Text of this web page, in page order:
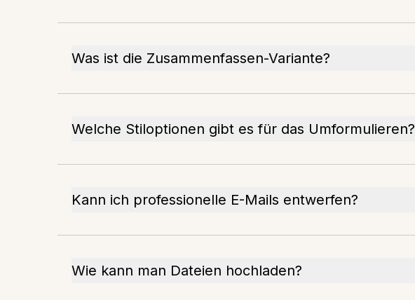
Was ist die Zusammenfassen-Variante?
Welche Stiloptionen gibt es für das Umformulieren?
Kann ich professionelle E-Mails entwerfen?
Wie kann man Dateien hochladen?